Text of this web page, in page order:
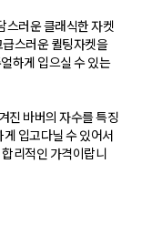
스러운 클래식한 자켓
스러운 퀼팅자켓을
하게 입으실 수 있는
진 바버의 자수를 특징
입고다닐 수 있어서
리적인 가격이랍니